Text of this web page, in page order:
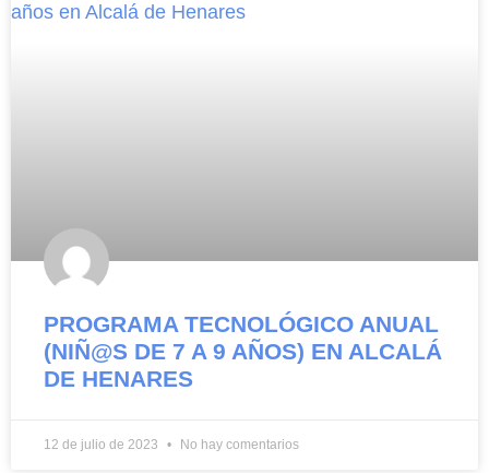
PROGRAMA TECNOLÓGICO ANUAL
(NIÑ@S DE 7 A 9 AÑOS) EN ALCALÁ
DE HENARES
12 de julio de 2023 No hay comentarios